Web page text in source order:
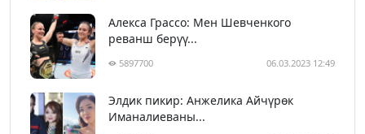
Алекса Грассо: Мен Шевченкого
реванш берүү...
5897700 06.03.2023 12:49
Элдик пикир: Анжелика Айчүрөк
Иманалиеваны...